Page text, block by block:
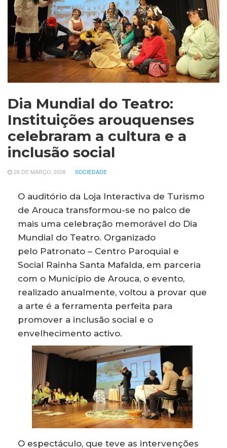
Dia Mundial do Teatro:
Instituições arouquenses
celebraram a cultura e a
inclusão social
26 DE MARÇO, 2026 SOCIEDADE
O auditório da Loja Interactiva de Turismo
de Arouca transformou-se no palco de
mais uma celebração memorável do Dia
Mundial do Teatro. Organizado
pelo Patronato – Centro Paroquial e
Social Rainha Santa Mafalda, em parceria
com o Município de Arouca, o evento,
realizado anualmente, voltou a provar que
a arte é a ferramenta perfeita para
promover a inclusão social e o
envelhecimento activo.
O espectáculo, que teve as intervenções